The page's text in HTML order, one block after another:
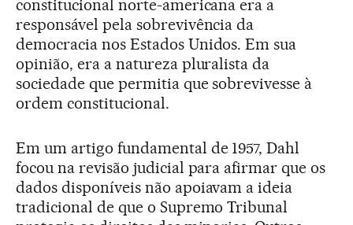
constitucional norte-americana era a
responsável pela sobrevivência da
democracia nos Estados Unidos. Em sua
opinião, era a natureza pluralista da
sociedade que permitia que sobrevivesse à
ordem constitucional.
Em um artigo fundamental de 1957, Dahl
focou na revisão judicial para afirmar que os
dados disponíveis não apoiavam a ideia
tradicional de que o Supremo Tribunal